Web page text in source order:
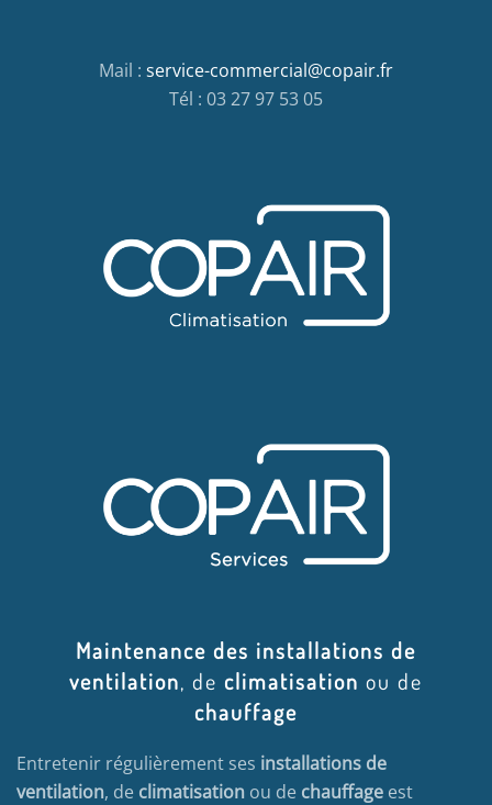
Mail : service-commercial@copair.fr
Tél : 03 27 97 53 05
Maintenance des installations de
ventilation, de climatisation ou de
chauffage
Entretenir régulièrement ses installations de
ventilation, de climatisation ou de chauffage est